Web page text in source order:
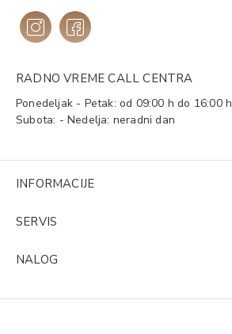
RADNO VREME CALL CENTRA
Ponedeljak - Petak: od 09:00 h do 16:00 h
Subota: - Nedelja: neradni dan
INFORMACIJE
SERVIS
NALOG